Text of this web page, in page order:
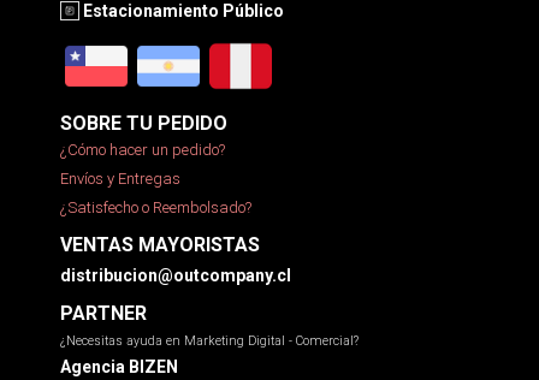
Estacionamiento Público
SOBRE TU PEDIDO
¿Cómo hacer un pedido?
Envíos y Entregas
¿Satisfecho o Reembolsado?
VENTAS MAYORISTAS
distribucion@outcompany.cl
PARTNER
¿Necesitas ayuda en Marketing Digital - Comercial?
Agencia BIZEN